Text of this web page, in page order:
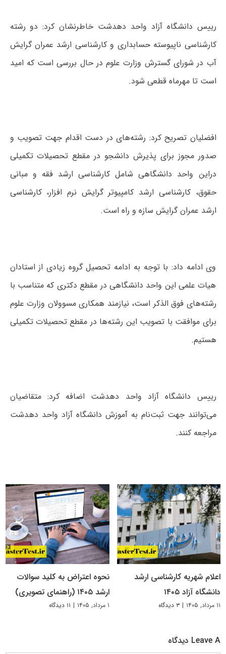
رییس دانشگاه آزاد واحد دهدشت خاطرنشان کرد: دو رشته
کارشناسی ناپیوسته حسابداری و کارشناسی ارشد عمران گرایش
آب در شورای گسترش وزارت علوم در حال بررسی است که امید
است تا مهرماه قطعی شود.
افضلیان تصریح کرد: رشته‌های در دست اقدام جهت تصویب و
صدور مجوز برای پذیرش دانشجو در مقطع تحصیلات تکمیلی
دراین واحد دانشگاهی شامل کارشناسی ارشد فقه و مبانی
حقوق، کارشناسی ارشد کامپیوتر گرایش نرم افزار، کارشناسی
ارشد عمران گرایش سازه و راه است.
وی ادامه داد: با توجه به ادامه تحصیل گروه زیادی از استادان
هیات علمی این واحد دانشگاهی در مقطع دکتری که متناسب با
رشته‌های فوق الذکر است، نیازمند همکاری مسوولان وزارت علوم
برای موافقت با تصویب این رشته‌ها در مقطع تحصیلات تکمیلی
هستیم.
رییس دانشگاه آزاد واحد دهدشت اضافه کرد: متقاضیان
می‌توانند جهت ثبت‌نام به آموزش دانشگاه آزاد واحد دهدشت
مراجعه کنند.
اعلام شهریه کارشناسی ارشد
دانشگاه آزاد ۱۴۰۵
۱۱ مرداد, ۱۴۰۵ | ۳ دیدگاه
نحوه اعتراض به کلید سوالات
ارشد ۱۴۰۵ (راهنمای تصویری)
۱ مرداد, ۱۴۰۵ | ۱۱ دیدگاه
Leave A دیدگاه